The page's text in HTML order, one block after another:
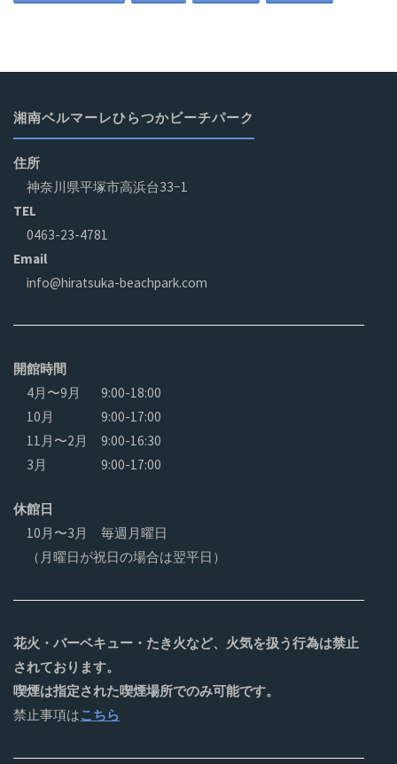
ュ
ー
中"
湘南ベルマーレひらつかビーチパーク
住所
神奈川県平塚市高浜台33−1
TEL
0463-23-4781
Email
info@hiratsuka-beachpark.com
開館時間
4月〜9月
9:00-18:00
10月
9:00-17:00
11月〜2月
9:00-16:30
3月
9:00-17:00
休館日
10月〜3月 毎週月曜日
（月曜日が祝日の場合は翌平日）
花火・バーベキュー・たき火など、火気を扱う行為は禁止
されております。
喫煙は指定された喫煙場所でのみ可能です。
禁止事項はこちら